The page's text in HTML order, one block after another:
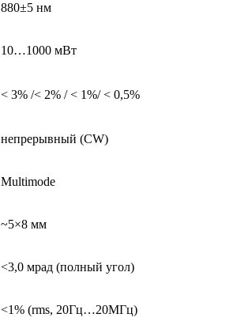
880±5 нм
10…1000 мВт
< 3% /< 2% / < 1%/ < 0,5%
непрерывный (CW)
Multimode
~5×8 мм
<3,0 мрад (полный угол)
<1% (rms, 20Гц…20МГц)